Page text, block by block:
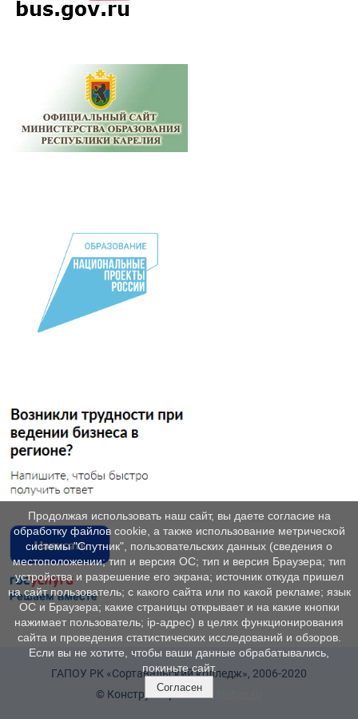
ГАПОУ РК «Сортавальский колледж», 2006-2020
© Конструктор сайтов
Продолжая использовать наш сайт, вы даете согласие на
обработку файлов cookie, а также использование метрической
системы "Спутник", пользовательских данных (сведения о
местоположении; тип и версия ОС; тип и версия Браузера; тип
устройства и разрешение его экрана; источник откуда пришел
на сайт пользователь; с какого сайта или по какой рекламе; язык
ОС и Браузера; какие страницы открывает и на какие кнопки
нажимает пользователь; ip-адрес) в целях функционирования
сайта и проведения статистических исследований и обзоров.
Если вы не хотите, чтобы ваши данные обрабатывались,
покиньте сайт.
Согласен